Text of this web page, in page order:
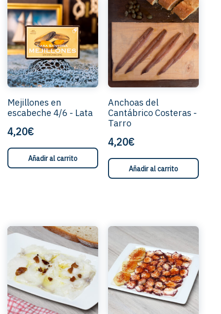
Mejillones en
escabeche 4/6 - Lata
4,20€
Añadir al carrito
Anchoas del
Cantábrico Costeras -
Tarro
4,20€
Añadir al carrito